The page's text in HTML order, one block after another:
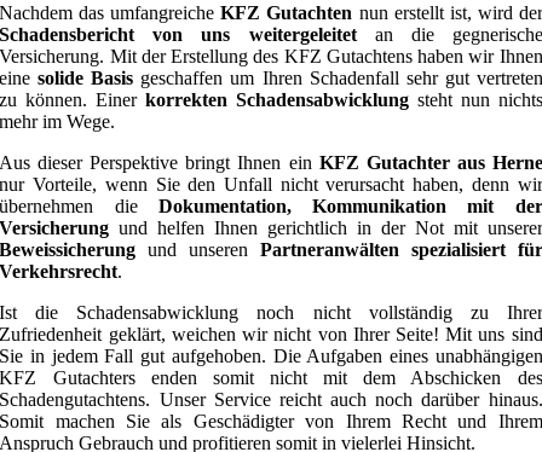
Nachdem das umfangreicheKFZ Gutachten nun erstellt ist, wird der
Schadensbericht von uns weitergeleitetan die gegnerische
Versicherung. Mit der Erstellung des KFZ Gutachtens haben wir Ihnen
einesolide Basis geschaffen um Ihren Schadenfall sehr gut vertreten
zu können. Einerkorrekten Schadensabwicklungsteht nun nichts
mehr im Wege.
Aus dieser Perspektive bringt Ihnen ein KFZ Gutachter aus Herne
nur Vorteile, wenn Sie den Unfall nicht verursacht haben, denn wir
übernehmen die Dokumentation, Kommunikation mit der
Versicherung und helfen Ihnen gerichtlich in der Not mit unserer
Beweissicherung und unseren Partneranwälten spezialisiert für
Verkehrsrecht.
Ist die Schadensabwicklung noch nicht vollständig zu Ihrer
Zufriedenheit geklärt, weichen wir nicht von Ihrer Seite! Mit uns sind
Sie in jedem Fall gut aufgehoben. Die Aufgaben eines unabhängigen
KFZ Gutachters enden somit nicht mit dem Abschicken des
Schadengutachtens. Unser Service reicht auch noch darüber hinaus.
Somit machen Sie als Geschädigter von Ihrem Recht und Ihrem
Anspruch Gebrauch und profitieren somit in vielerlei Hinsicht.